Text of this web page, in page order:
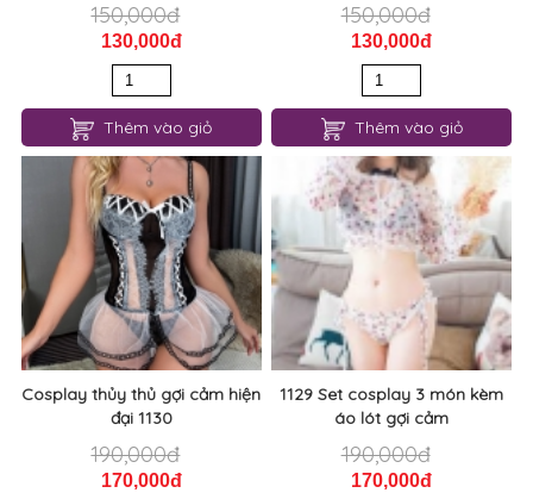
150,000đ
130,000đ
Thêm vào giỏ
150,000đ
130,000đ
Thêm vào giỏ
Cosplay thủy thủ gợi cảm hiện
đại 1130
190,000đ
170,000đ
1129 Set cosplay 3 món kèm
áo lót gợi cảm
190,000đ
170,000đ